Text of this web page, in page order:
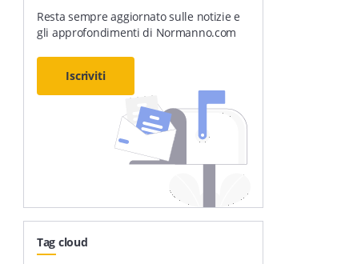
Resta sempre aggiornato sulle notizie e
gli approfondimenti di Normanno.com
Iscriviti
Tag cloud